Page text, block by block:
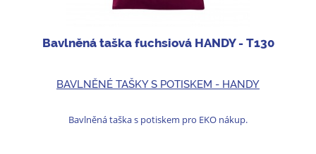
Bavlněná taška fuchsiová HANDY - T130
BAVLNĚNÉ TAŠKY S POTISKEM - HANDY
Bavlněná taška s potiskem pro EKO nákup.